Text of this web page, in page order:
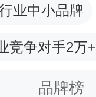
业中小品牌
竞争对手2万
品牌榜